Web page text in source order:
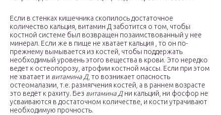
Если в стенках кишечника скопилось достаточное
количество кальция, витамин Д заботится о том, чтобы
костной системе был возвращен позаимствованный у нее
минерал. Если же в пище не хватает кальция , то он по-
прежнему вымывается из костей, чтобы поддержать
необходимый уровень этого вещества в крови. Это нередко
ведет к остеопорозу, атрофии костной массы. Если при этом
не хватает и витамина Д, то возникает опасность
остеомалазии, т.е. размягчения костей, а в раннем возрасте
это ведёт к рахиту. Без витамина Дни кальций, ни фосфор не
усваиваются в достаточном количестве, и кости утрачивают
необходимую прочность.